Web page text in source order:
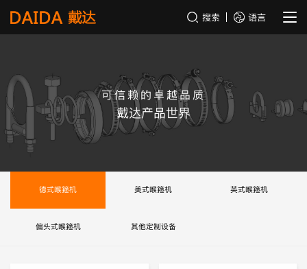
搜索 语言
可信赖的卓越品质
戴达产品世界
德式喉箍机 美式喉箍机 英式喉箍机
偏头式喉箍机 其他定制设备